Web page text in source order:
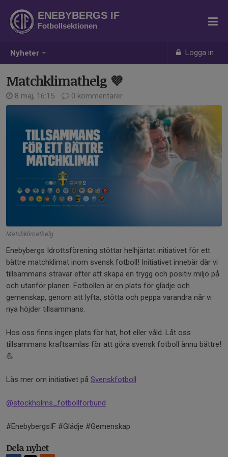
Nyheter Logga in
ENEBYBERGS IF
Fotbollsektionen
Matchklimathelg 💜
8 maj, 16:15 0 kommentarer
Matchklimathelg
Enebybergs Idrottsförening stöttar helhjärtat initiativet för ett
bättre matchklimat inom svensk fotboll! Initiativet innebär där vi
tillsammans strävar efter att skapa en trygg och positiv miljö på
och utanför planen. Fotbollen är en plats för glädje och
gemenskap, genom att lyfta, stötta och peppa varandra når vi
nya höjder tillsammans.
Hos oss finns ingen plats för hat, hot eller våld. Låt oss
tillsammans kraftsamlas för att göra svensk fotboll ännu bättre!
💪
Läs mer om initiativet på Svenskfotboll
@stockholms_fotbollforbund
#EnebybergsIF #Glädje #Gemenskap
Dela nyhet